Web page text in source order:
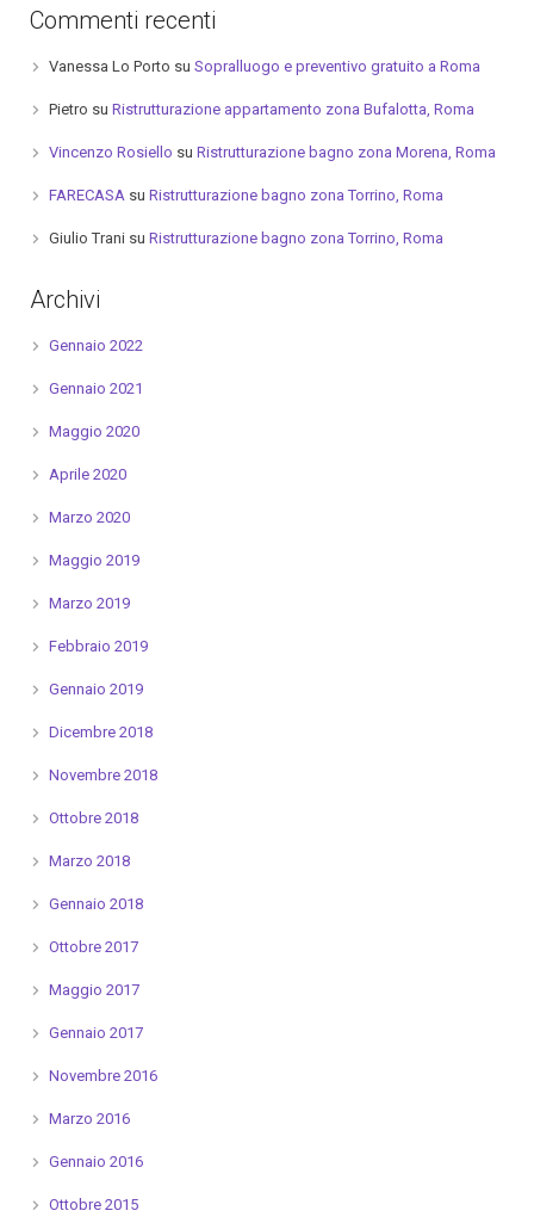
Commenti recenti
Vanessa Lo Porto su Sopralluogo e preventivo gratuito a Roma
Pietro su Ristrutturazione appartamento zona Bufalotta, Roma
Vincenzo Rosiello su Ristrutturazione bagno zona Morena, Roma
FARECASAsu Ristrutturazione bagno zona Torrino, Roma
Giulio Tranisu Ristrutturazione bagno zona Torrino, Roma
Archivi
Gennaio 2022
Gennaio 2021
Maggio 2020
Aprile 2020
Marzo 2020
Maggio 2019
Marzo 2019
Febbraio 2019
Gennaio 2019
Dicembre 2018
Novembre 2018
Ottobre 2018
Marzo 2018
Gennaio 2018
Ottobre 2017
Maggio 2017
Gennaio 2017
Novembre 2016
Marzo 2016
Gennaio 2016
Ottobre 2015